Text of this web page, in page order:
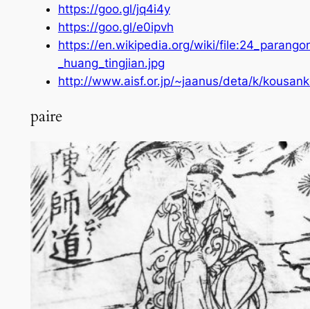
https://goo.gl/jq4i4y
https://goo.gl/e0ipvh
https://en.wikipedia.org/wiki/
_huang_tingjian.jpg
http://www.aisf.or.jp/~jaanus/deta/k/
paire